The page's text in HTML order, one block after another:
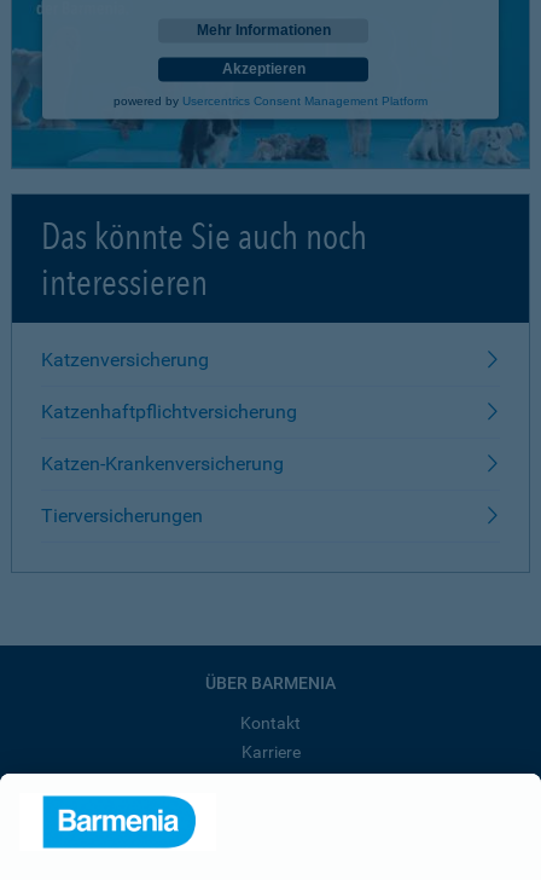
Mehr Informationen
Akzeptieren
powered by Usercentrics Consent Management Platform
Das könnte Sie auch noch
interessieren
Katzenversicherung
Katzenhaftpflichtversicherung
Katzen-Krankenversicherung
Tierversicherungen
ÜBER BARMENIA
Kontakt
Karriere